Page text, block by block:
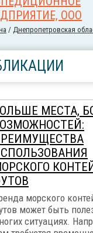
ООО
/ Днепропетровская
МЕСТА,
морского
может быть
ситуациях.